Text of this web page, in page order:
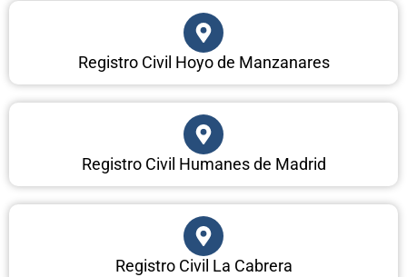
Registro Civil Hoyo de Manzanares
Registro Civil Humanes de Madrid
Registro Civil La Cabrera